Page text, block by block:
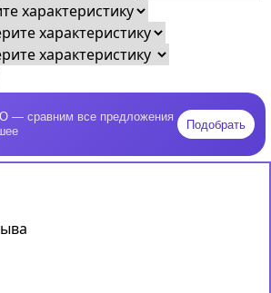
— сравним все предложения
Подобрать